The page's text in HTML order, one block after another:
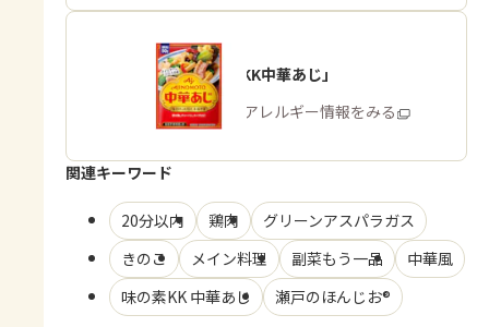
「味の素KK中華あじ」
商品・アレルギー情報をみる
関連キーワード
20分以内 鶏肉
グリーンアスパラガス
きのこ
メイン料理 副菜もう一品
中華風
味の素KK 中華あじ
瀬戸のほんじお®